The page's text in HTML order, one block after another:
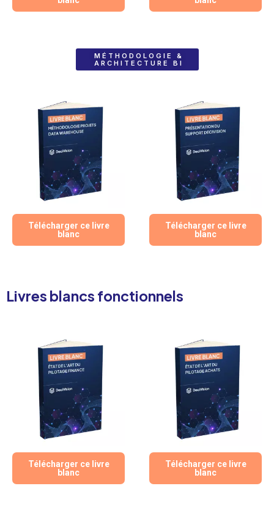
MÉTHODOLOGIE &
ARCHITECTURE BI
Télécharger ce livre
blanc
Télécharger ce livre
blanc
Livres blancs fonctionnels
Télécharger ce livre
blanc
Télécharger ce livre
blanc